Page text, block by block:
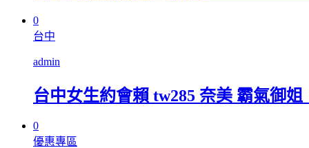
0
台中
admin
台中女生約會賴 tw285 奈美 霸氣御
0
優惠專區